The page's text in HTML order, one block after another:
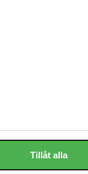
Tillåt alla